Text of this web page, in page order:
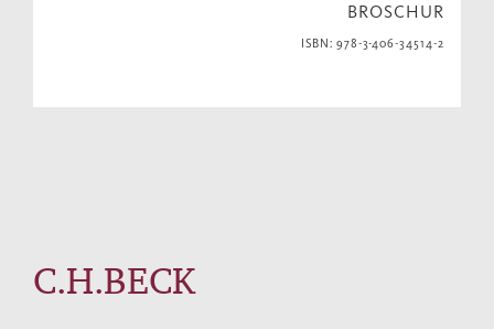
BROSCHUR
ISBN: 978-3-406-34514-2
C.H.BECK